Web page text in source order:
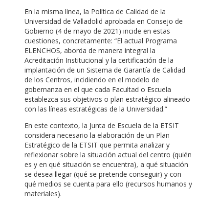
En la misma línea, la Política de Calidad de la
Universidad de Valladolid aprobada en Consejo de
Gobierno (4 de mayo de 2021) incide en estas
cuestiones, concretamente: “El actual Programa
ELENCHOS, aborda de manera integral la
Acreditación Institucional y la certificación de la
implantación de un Sistema de Garantía de Calidad
de los Centros, incidiendo en el modelo de
gobernanza en el que cada Facultad o Escuela
establezca sus objetivos o plan estratégico alineado
con las líneas estratégicas de la Universidad.”
En este contexto, la Junta de Escuela de la ETSIT
considera necesario la elaboración de un Plan
Estratégico de la ETSIT que permita analizar y
reflexionar sobre la situación actual del centro (quién
es y en qué situación se encuentra), a qué situación
se desea llegar (qué se pretende conseguir) y con
qué medios se cuenta para ello (recursos humanos y
materiales).